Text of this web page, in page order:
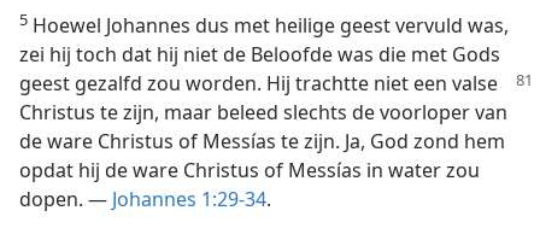
5 Hoewel Johannes dus met heilige geest vervuld was,
zei hij toch dat hij niet de Beloofde was die met Gods
geest gezalfd zou worden. Hij trachtte niet een valse
Christus te zijn, maar beleed slechts de voorloper van
de ware Christus of Messías te zijn. Ja, God zond hem
opdat hij de ware Christus of Messías in water zou
dopen. — Johannes 1:29-34.